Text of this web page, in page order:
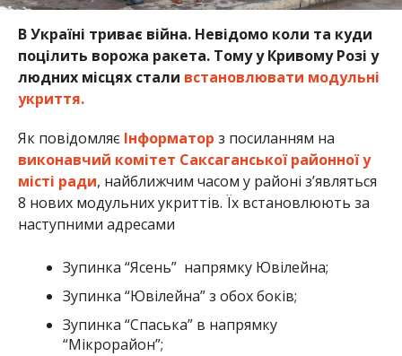
В Україні триває війна. Невідомо коли та куди
поцілить ворожа ракета. Тому у Кривому Розі у
людних місцях стали встановлювати модульні
укриття.
Як повідомляєІнформатор з посиланням на
виконавчий комітет Саксаганської районної у
місті ради, найближчим часом у районі з’являться
8 нових модульних укриттів. Їх встановлюють за
наступними адресами
Зупинка “Ясень” напрямку Ювілейна;
Зупинка “Ювілейна” з обох боків;
Зупинка “Спаська” в напрямку
“Мікрорайон”;